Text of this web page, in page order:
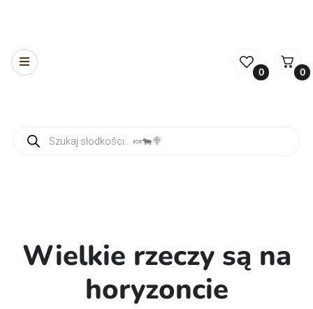
0 0
Wielkie rzeczy są na
horyzoncie